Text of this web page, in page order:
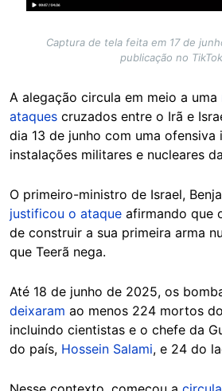
Captura de tela feita em 17 de
publicação no
A alegação circula em meio a uma
ataques cruzados entre o Irã e
dia 13 de junho com uma ofensiva
instalações militares e nucleares
O primeiro-ministro de Israel,
justificou o ataque afirmando que
de construir a sua primeira arma
que Teerã nega.
Até 18 de junho de 2025, os
deixaram ao menos 224 mortos
incluindo cientistas e o chefe da
do país, Hossein Salami, e 24 do